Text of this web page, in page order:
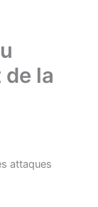
de la
attaques